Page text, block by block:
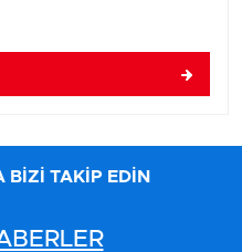
BİZİ TAKİP EDİN